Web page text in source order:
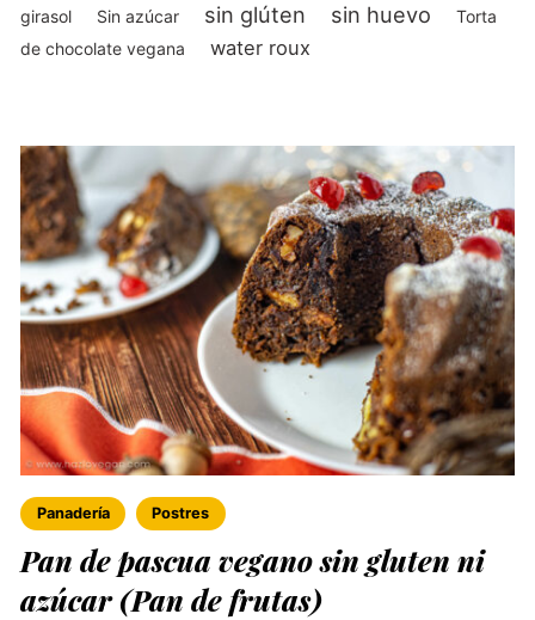
girasol
Sin azúcar sin glúten sin huevo
Torta
de chocolate vegana
water roux
Panadería Postres
Pan de pascua vegano sin gluten ni
azúcar (Pan de frutas)